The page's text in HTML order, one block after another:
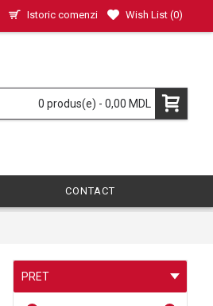
Istoric comenzi Wish List (0)
0 produs(e) - 0,00 MDL
CONTACT
PRET